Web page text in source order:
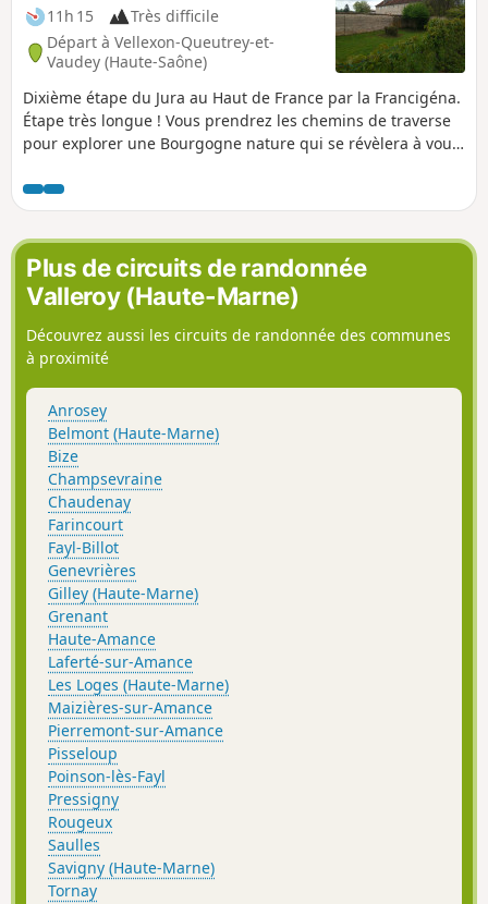
11h 15
Très difficile
Départ à Vellexon-Queutrey-et-
Vaudey (Haute-Saône)
Dixième étape du Jura au Haut de France par la Francigéna.
Étape très longue ! Vous prendrez les chemins de traverse
pour explorer une Bourgogne nature qui se révèlera à vous.
une campagne paisible entre champs et forêts qui nous
mène à Vexellon. Puis direction Seveux avec la Saône et son
canal que vous longez jusqu’à Autet. Avec bonheur, ou pas,
vous découvrez « la Tour » de verre de Dampierre-sur-Salon.
Puis accompagné de la rivière Le Salon, vous cheminez au
travers de la campagne à la rencontre de charmants
villages tels que, Denèvre,Framont pour arriver à
Champlitte-la-ville et son église romane millénaire.
Plus de circuits de randonnée
Valleroy (Haute-Marne)
Découvrez aussi les circuits de randonnée des communes
à proximité
Anrosey
Belmont (Haute-Marne)
Bize
Champsevraine
Chaudenay
Farincourt
Fayl-Billot
Genevrières
Gilley (Haute-Marne)
Grenant
Haute-Amance
Laferté-sur-Amance
Les Loges (Haute-Marne)
Maizières-sur-Amance
Pierremont-sur-Amance
Pisseloup
Poinson-lès-Fayl
Pressigny
Rougeux
Saulles
Savigny (Haute-Marne)
Tornay